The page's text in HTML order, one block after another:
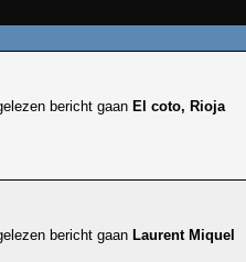
El coto, Rioja
Laurent Miquel